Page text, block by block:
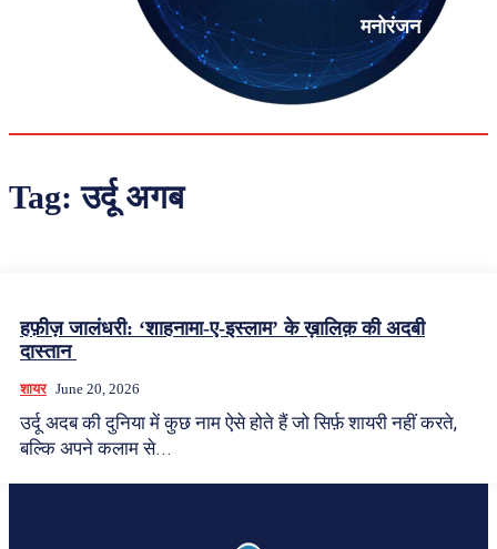
मनोरंजन
Tag:उर्दू अगब
हफ़ीज़ जालंधरी: ‘शाहनामा-ए-इस्लाम’ के ख़ालिक़ की अदबी
दास्तान
शायर June 20, 2026
उर्दू अदब की दुनिया में कुछ नाम ऐसे होते हैं जो सिर्फ़ शायरी नहीं करते,
बल्कि अपने कलाम से...